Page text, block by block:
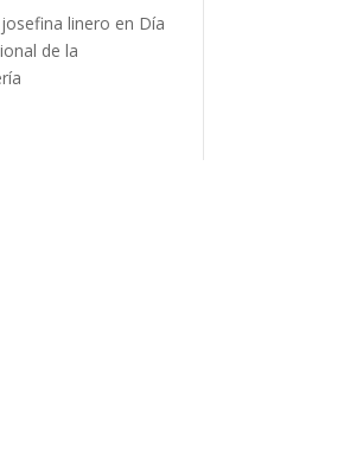
linero en Día
de la